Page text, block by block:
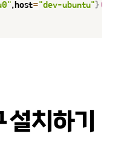
,host="dev-ubuntu"} 0
치하기